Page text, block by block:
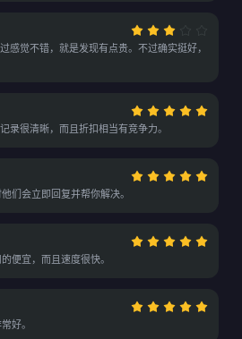
感觉不错，就是发现有点贵。不过确实挺好，
录很清晰，而且折扣相当有竞争力。
们会立即回复并帮你解决。
便宜，而且速度很快。
好。